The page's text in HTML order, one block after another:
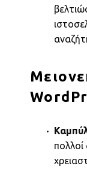
πολλοί